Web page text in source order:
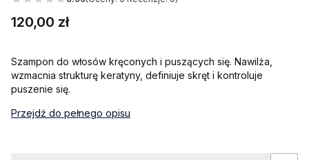
Cena
120,00 zł
Szampon do włosów kręconych i puszących się. Nawilża,
wzmacnia strukturę keratyny, definiuje skręt i kontroluje
puszenie się.
Przejdź do pełnego opisu